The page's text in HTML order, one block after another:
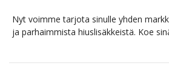
Nyt voimme tarjota sinulle yhden
ja parhaimmista hiuslisäkkeistä. Koe